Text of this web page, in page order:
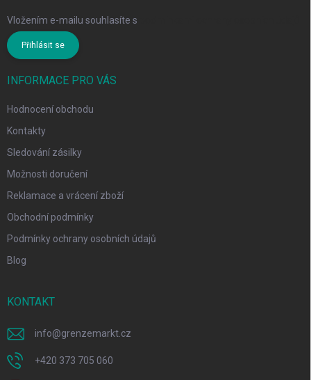
Vložením e-mailu souhlasíte s
Přihlásit se
INFORMACE PRO VÁS
Hodnocení obchodu
Kontakty
Sledování zásilky
Možnosti doručení
Reklamace a vrácení zboží
Obchodní podmínky
Podmínky ochrany osobních údajů
Blog
KONTAKT
info@grenzemarkt.cz
+420 373 705 060